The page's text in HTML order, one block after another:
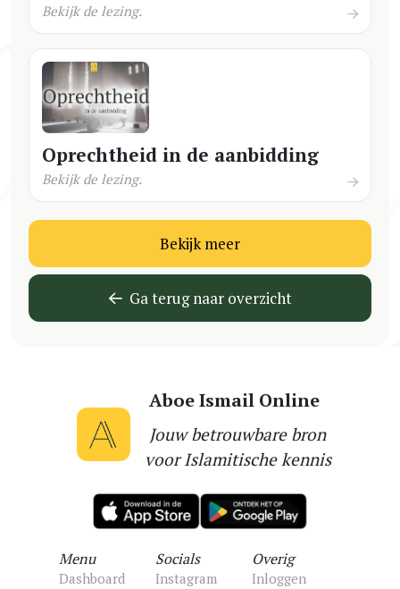
Bekijk de lezing.
Oprechtheid in de aanbidding
Bekijk de lezing.
Bekijk meer
Ga terug naar overzicht
Aboe Ismail Online
Jouw betrouwbare bron
voor Islamitische kennis
Menu
Dashboard
Socials
Instagram
Overig
Inloggen